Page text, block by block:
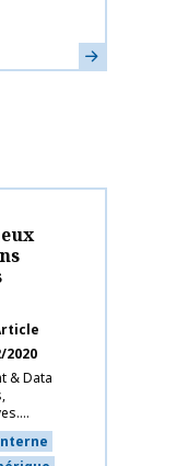
En savoir plus
2020
& Data